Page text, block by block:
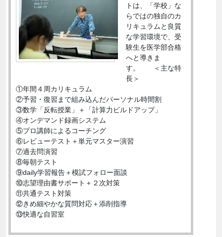
トは、「学校」な
らではの独自のカ
リキュラムと良質
な学習環境で、受
験生を医学部合格
へと導きま
す。 ＜主な特
長＞
①年間４周カリキュラム
②予習・復習まで組み込んだパーソナル時間割
③数学「反転授業」＋「計算力ビルドアップ」
④オンデマンド録画システム
⑤プロ講師によるコーチング
⑥レビューテスト＋単元マスター演習
⑦過去問演習
⑧毎朝テスト
⑨daily学習報告＋模試フォロー面談
⑩志望理由書サポート＋２次対策
⑪共通テスト対策
⑫きめ細やかな質問対応＋添削指導
⑬快適な自習室